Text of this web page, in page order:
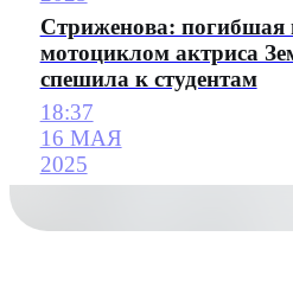
Стриженова:
мотоциклом актриса
спешила к студентам
18:37
16 МАЯ
2025